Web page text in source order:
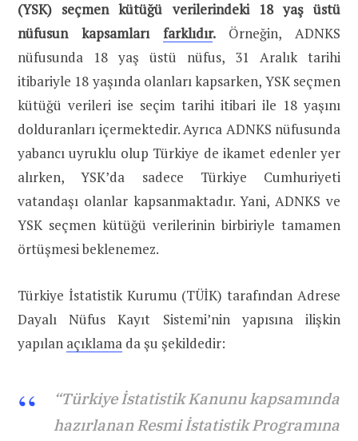
(YSK) seçmen kütüğü verilerindeki 18 yaş üstü
nüfusun kapsamları farklıdır.Örneğin, ADNKS
nüfusunda 18 yaş üstü nüfus, 31 Aralık tarihi
itibariyle 18 yaşında olanları kapsarken, YSK seçmen
kütüğü verileri ise seçim tarihi itibari ile 18 yaşını
dolduranları içermektedir. Ayrıca ADNKS nüfusunda
yabancı uyruklu olup Türkiye de ikamet edenler yer
alırken, YSK’da sadece Türkiye Cumhuriyeti
vatandaşı olanlar kapsanmaktadır. Yani, ADNKS ve
YSK seçmen kütüğü verilerinin birbiriyle tamamen
örtüşmesi beklenemez.
Türkiye İstatistik Kurumu (TÜİK) tarafından Adrese
Dayalı Nüfus Kayıt Sistemi’nin yapısına ilişkin
yapılan açıklama da şu şekildedir:
“Türkiye İstatistik Kanunu kapsamında
hazırlanan Resmi İstatistik Programına